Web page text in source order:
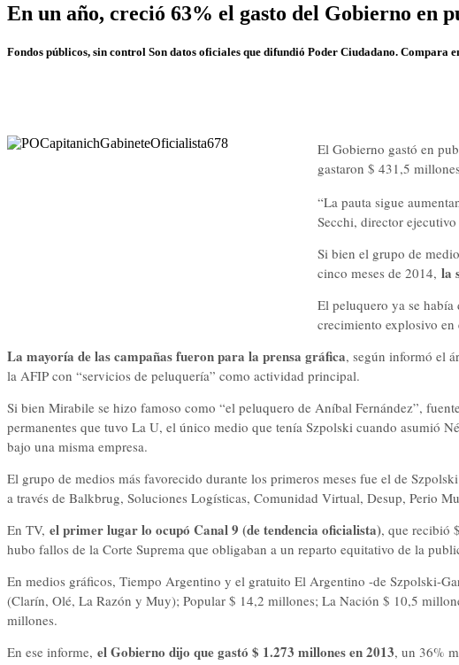
En un año, creció 63% el gasto del Gobierno en
Fondos públicos, sin control Son datos oficiales que difundió Poder Ciudadano. Compara
El Gobierno gastó en
gastaron $ 431,5
“La pauta sigue
Secchi, director
Si bien el grupo de
cinco meses de 2014, la
El peluquero ya se
crecimiento explosivo
La mayoría de las campañas fueron para la prensa gráfica, según informó el
la AFIP con “servicios de peluquería” como actividad principal.
Si bien Mirabile se hizo famoso como “el peluquero de Aníbal Fernández”,
permanentes que tuvo La U, el único medio que tenía Szpolski cuando asumió
bajo una misma empresa.
El grupo de medios más favorecido durante los primeros meses fue el de
a través de Balkbrug, Soluciones Logísticas, Comunidad Virtual, Desup, Perio
En TV, el primer lugar lo ocupó Canal 9 (de tendencia oficialista), que recibió
hubo fallos de la Corte Suprema que obligaban a un reparto equitativo de la
En medios gráficos, Tiempo Argentino y el gratuito El Argentino -de Szpolski-
(Clarín, Olé, La Razón y Muy); Popular $ 14,2 millones; La Nación $ 10,5
millones.
En ese informe, el Gobierno dijo que gastó $ 1.273 millones en 2013, un 36%